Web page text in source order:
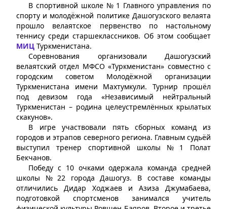
В спортивной школе № 1 Главного управления по
спорту и молодёжной политике Дашогузского велаята
прошло велаятское первенство по настольному
теннису среди старшеклассников. Об этом сообщает
МИЦ Туркменистана.
Соревнования организовали Дашогузский
велаятский отдел МФСО «Туркменистан» совместно с
городским советом Молодёжной организации
Туркменистана имени Махтумкули. Турнир прошёл
под девизом года «Независимый нейтральный
Туркменистан – родина целеустремлённых крылатых
скакунов».
В игре участвовали пять сборных команд из
городов и этрапов северного региона. Главным судьёй
выступил тренер спортивной школы № 1 Полат
Бекчанов.
Победу с 10 очками одержала команда средней
школы № 22 города Дашогуз. В составе команды
отличились Дидар Ходжаев и Азиза Джумабаева,
подготовкой спортсменов занимался учитель